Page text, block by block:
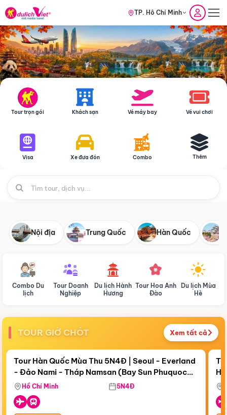
TP. Hồ Chí Minh
Tour trọn gói Khách sạn Vé máy bay Vé vui chơi
Visa Xe đưa đón Combo Thêm
Nội địa Trung Quốc Hàn Quốc
Combo Du
lịch
Tour Doanh
Nghiệp
Du lịch Hành
Hương
Tour Hoa Anh
Đào
Du lịch Mùa
Hè
TOUR GIỜ CHÓT Xem tất cả
Còn18 ngày 21:15:47
Điểm nổi bật
Tour Hàn Quốc Mùa Thu 5N4Đ | Seoul - Everland
- Đảo Nami - Tháp Namsan (Bay Sun Phuquoc
Airways)
Hồ Chí Minh 5N4Đ